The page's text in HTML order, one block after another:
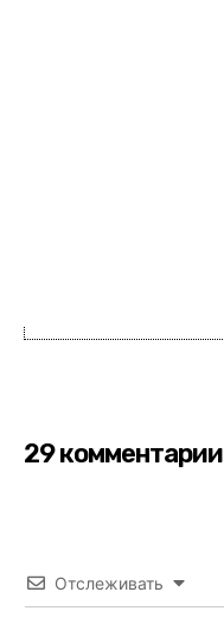
29 комментарии
Отслеживать